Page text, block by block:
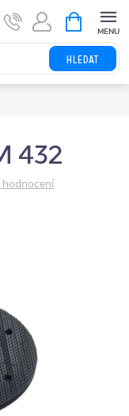
HLEDAT
NÁKUPNÍ
KOŠÍK
432